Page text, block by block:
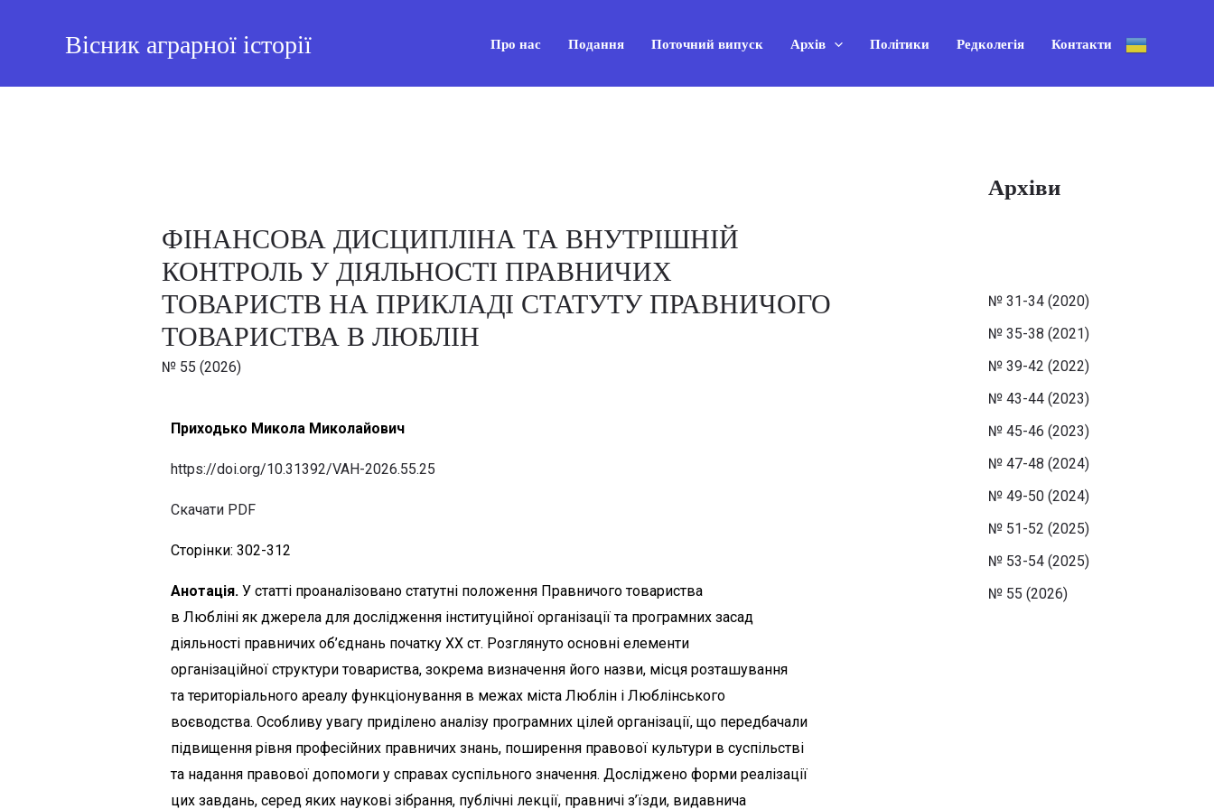
Вісник аграрної історії Про нас Подання Поточний випуск Архів Політики Редколегія Контакти
ФІНАНСОВА ДИСЦИПЛІНА ТА ВНУТРІШНІЙ
КОНТРОЛЬ У ДІЯЛЬНОСТІ ПРАВНИЧИХ
ТОВАРИСТВ НА ПРИКЛАДІ СТАТУТУ ПРАВНИЧОГО
ТОВАРИСТВА В ЛЮБЛІН
№ 55 (2026)
Приходько Микола Миколайович
https://doi.org/10.31392/VAH-2026.55.25
Скачати PDF
Сторінки: 302-312
Анотація.У статті проаналізовано статутні положення Правничого товариства
в Любліні як джерела для дослідження інституційної організації та програмних засад
діяльності правничих об’єднань початку ХХ ст. Розглянуто основні елементи
організаційної структури товариства, зокрема визначення його назви, місця розташування
та територіального ареалу функціонування в межах міста Люблін і Люблінського
воєводства. Особливу увагу приділено аналізу програмних цілей організації, що передбачали
підвищення рівня професійних правничих знань, поширення правової культури в суспільстві
та надання правової допомоги у справах суспільного значення. Досліджено форми реалізації
цих завдань, серед яких наукові зібрання, публічні лекції, правничі з’їзди, видавнича
Архіви
№ 31-34 (2020)
№ 35-38 (2021)
№ 39-42 (2022)
№ 43-44 (2023)
№ 45-46 (2023)
№ 47-48 (2024)
№ 49-50 (2024)
№ 51-52 (2025)
№ 53-54 (2025)
№ 55 (2026)